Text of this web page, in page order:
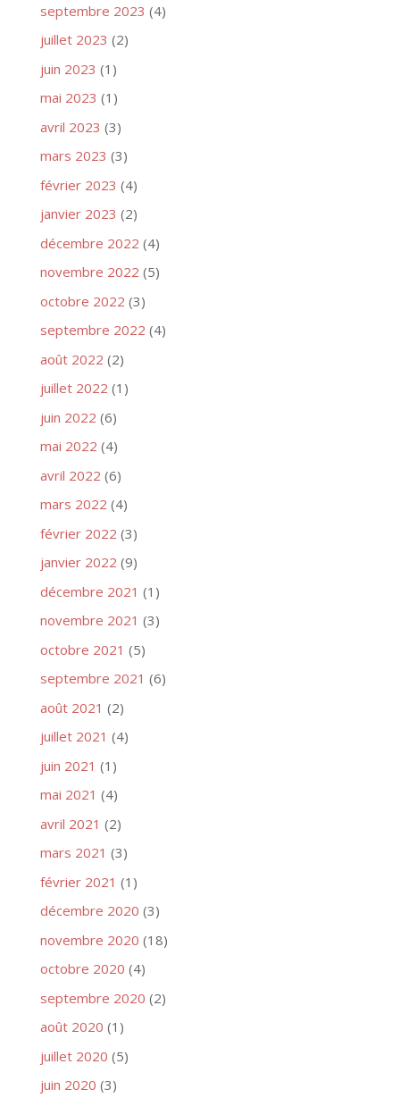
septembre 2023 (4)
juillet 2023 (2)
juin 2023 (1)
mai 2023 (1)
avril 2023 (3)
mars 2023 (3)
février 2023 (4)
janvier 2023 (2)
décembre 2022 (4)
novembre 2022 (5)
octobre 2022 (3)
septembre 2022 (4)
août 2022 (2)
juillet 2022 (1)
juin 2022 (6)
mai 2022 (4)
avril 2022 (6)
mars 2022 (4)
février 2022 (3)
janvier 2022 (9)
décembre 2021 (1)
novembre 2021 (3)
octobre 2021 (5)
septembre 2021 (6)
août 2021 (2)
juillet 2021 (4)
juin 2021 (1)
mai 2021 (4)
avril 2021 (2)
mars 2021 (3)
février 2021 (1)
décembre 2020 (3)
novembre 2020 (18)
octobre 2020 (4)
septembre 2020 (2)
août 2020 (1)
juillet 2020 (5)
juin 2020 (3)